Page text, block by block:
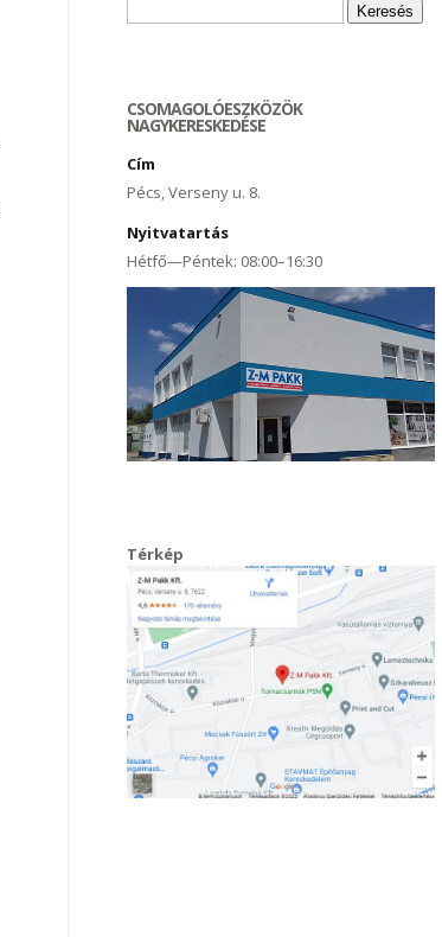
CSOMAGOLÓESZKÖZÖK
NAGYKERESKEDÉSE
Cím
Pécs, Verseny u. 8.
Nyitvatartás
Hétfő—Péntek: 08:00–16:30
Térkép